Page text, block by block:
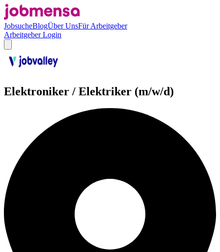
JobsucheBlogÜber UnsFür Arbeitgeber
Arbeitgeber Login
Elektroniker / Elektriker (m/w/d)